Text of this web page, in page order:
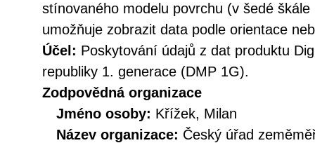
stínovaného modelu povrchu (v šedé
umožňuje zobrazit data podle orientace
Účel: Poskytování údajů z dat produktu
republiky 1. generace (DMP 1G).
Zodpovědná organizace
Jméno osoby: Křížek, Milan
Název organizace: Český úřad